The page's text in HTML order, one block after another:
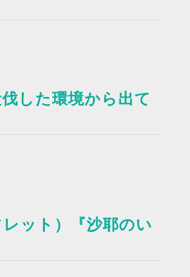
した環境から出て
レット）『沙耶のい